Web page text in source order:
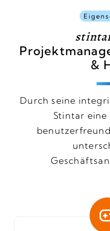
&
Durch seine
Stintar eine